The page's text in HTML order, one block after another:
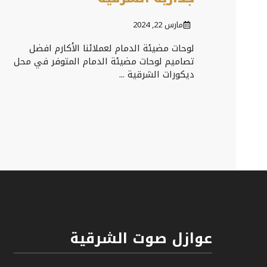
مارس 22, 2024
لوحات مضيئة الدمام لعملائنا الأكارم افضل
تصاميم لوحات مضيئة الدمام المتوفر في محل
ديكورات الشرقية ...
عوازل صوت الشرقية